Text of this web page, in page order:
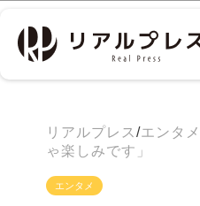
リアルプレス /エンタメ
ゃ楽しみです」
エンタメ